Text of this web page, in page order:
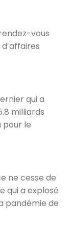
vous
qui a
milliards
pour le
ne cesse de
qui a explosé
pandémie de